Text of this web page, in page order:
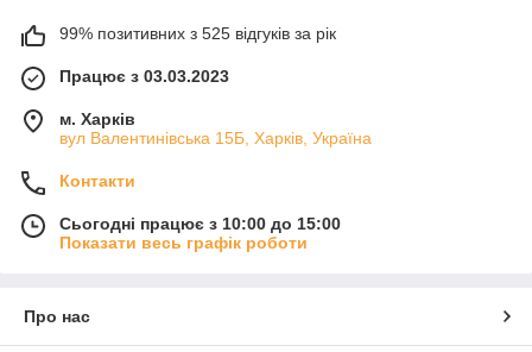
99% позитивних з 525 відгуків за рік
Працює з 03.03.2023
м. Харків
вул Валентинівська 15Б, Харків, Україна
Контакти
Сьогодні працює з 10:00 до 15:00
Показати весь графік роботи
Про нас